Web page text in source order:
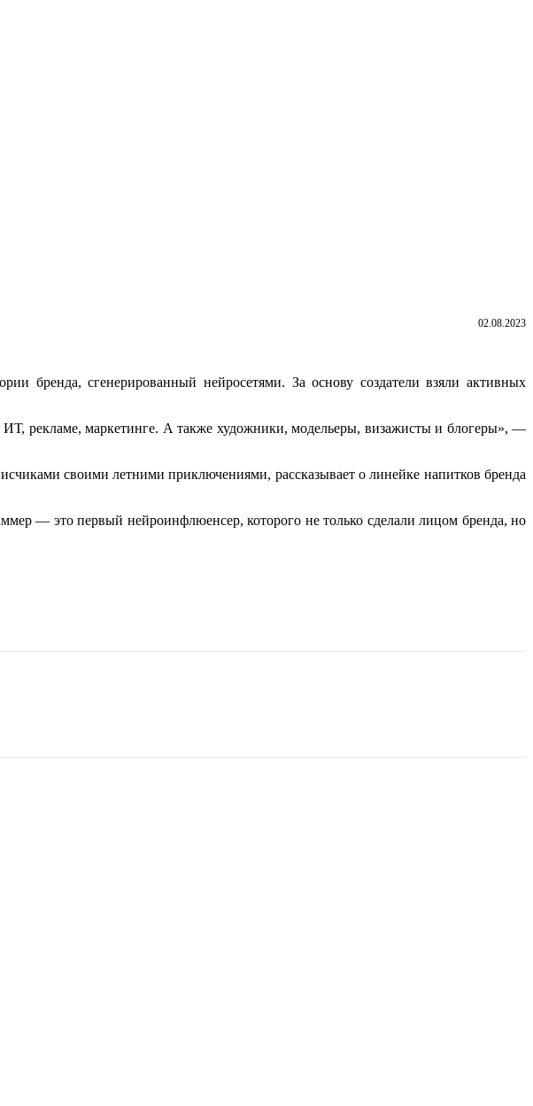
02.08.2023
бренда, сгенерированный нейросетями. За основу создатели взяли активных
рекламе, маркетинге. А также художники, модельеры, визажисты и блогеры», —
своими летними приключениями, рассказывает о линейке напитков бренда
— это первый нейроинфлюенсер, которого не только сделали лицом бренда, но